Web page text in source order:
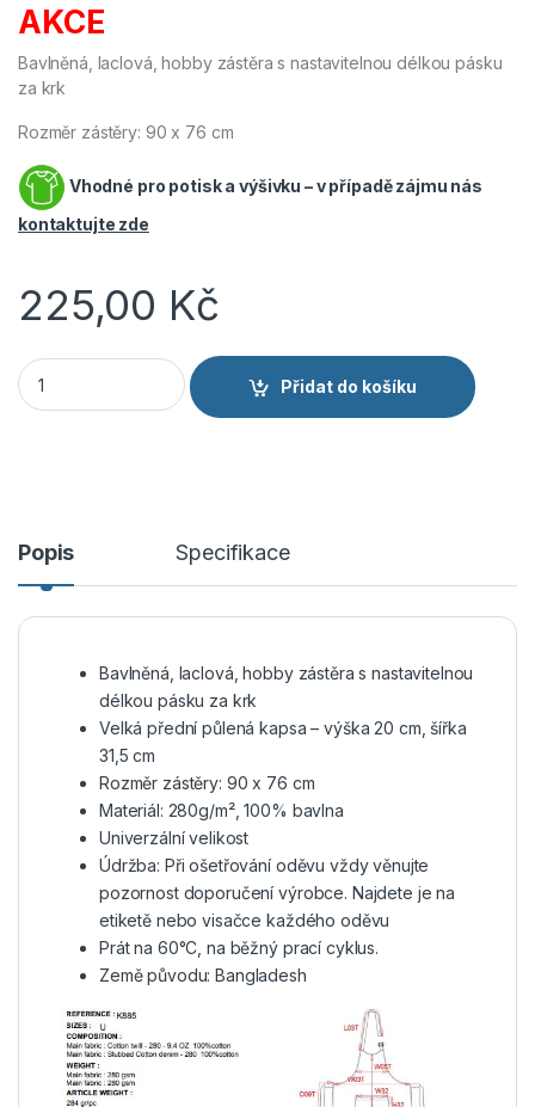
AKCE
Bavlněná, laclová, hobby zástěra s nastavitelnou délkou pásku
za krk
Rozměr zástěry: 90 x 76 cm
Vhodné pro potisk a výšivku – v případě zájmu nás
kontaktujte zde
225,00 Kč
Kariban K885 Hobby zástěra s laclem maskáčová množství
Přidat do košíku
Popis Specifikace
Bavlněná, laclová, hobby zástěra s nastavitelnou
délkou pásku za krk
Velká přední půlená kapsa – výška 20 cm, šířka
31,5 cm
Rozměr zástěry: 90 x 76 cm
Materiál: 280g/m², 100% bavlna
Univerzální velikost
Údržba: Při ošetřování oděvu vždy věnujte
pozornost doporučení výrobce. Najdete je na
etiketě nebo visačce každého oděvu
Prát na 60°C, na běžný prací cyklus.
Země původu: Bangladesh